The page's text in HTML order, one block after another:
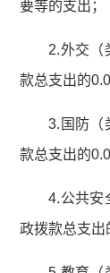
要等的支出；
2.外交（
款总支出的
3.国防（
款总支出的
4.公共安
政拨款总支出